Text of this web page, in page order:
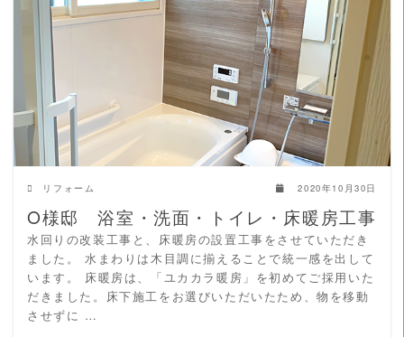
READ MORE
リフォーム 2020年10月30日
O様邸 浴室・洗面・トイレ・床暖房工事
水回りの改装工事と、床暖房の設置工事をさせていただき
ました。 水まわりは木目調に揃えることで統一感を出して
います。 床暖房は、「ユカカラ暖房」を初めてご採用いた
だきました。床下施工をお選びいただいたため、物を移動
させずに …